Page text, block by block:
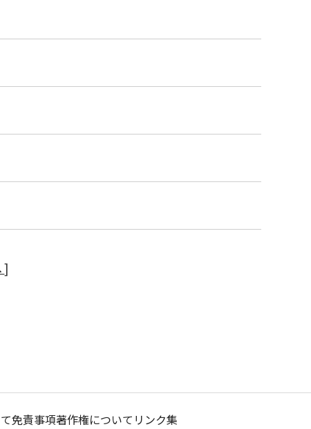
]
免責事項著作権について リンク集